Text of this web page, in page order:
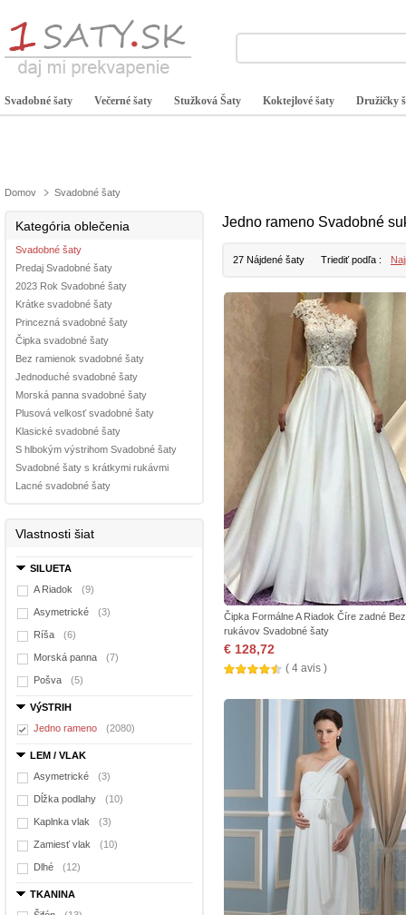
Svadobné šaty Večerné šaty Stužková Šaty Koktejlové šaty Družičky
Domov Svadobné šaty
Kategória oblečenia
Svadobné šaty
Predaj Svadobné šaty
2023 Rok Svadobné šaty
Krátke svadobné šaty
Princezná svadobné šaty
Čipka svadobné šaty
Bez ramienok svadobné šaty
Jednoduché svadobné šaty
Morská panna svadobné šaty
Plusová velkosť svadobné šaty
Klasické svadobné šaty
S hlbokým výstrihom Svadobné šaty
Svadobné šaty s krátkymi rukávmi
Lacné svadobné šaty
Vlastnosti šiat
SILUETA
A Riadok
(9)
Asymetrické (3)
Ríša (6)
Morská panna (7)
Pošva (5)
VýSTRIH
Jedno rameno
(2080)
LEM / VLAK
Asymetrické
(3)
Dĺžka podlahy (10)
Kaplnka vlak (3)
Zamiesť vlak (10)
Dlhé (12)
TKANINA
Jedno rameno Svadobné
27 Nájdené šaty Triediť podľa :
Čipka Formálne A Riadok Číre zadné Bez
rukávov Svadobné šaty
€ 128,72
( 4 avis )